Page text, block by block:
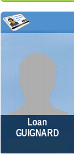
Loan
GUIGNARD